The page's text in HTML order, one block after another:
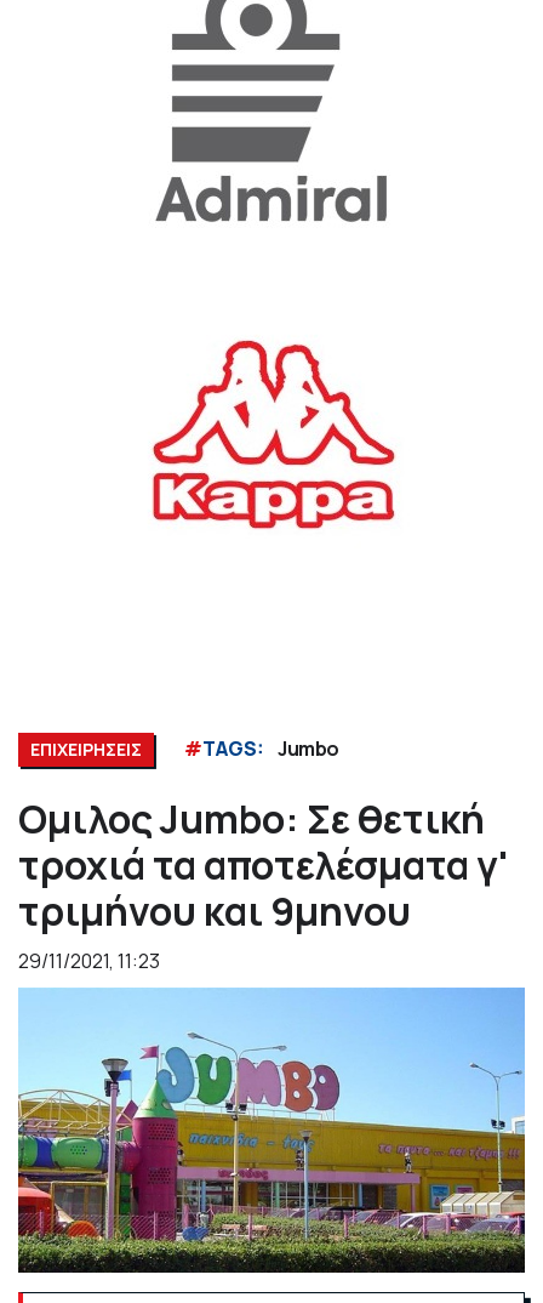
ΕΠΙΧΕΙΡΗΣΕΙΣ #TAGS: Jumbo
Ομιλος Jumbo: Σε θετική
τροχιά τα αποτελέσματα γ'
τριμήνου και 9μηνου
29/11/2021, 11:23